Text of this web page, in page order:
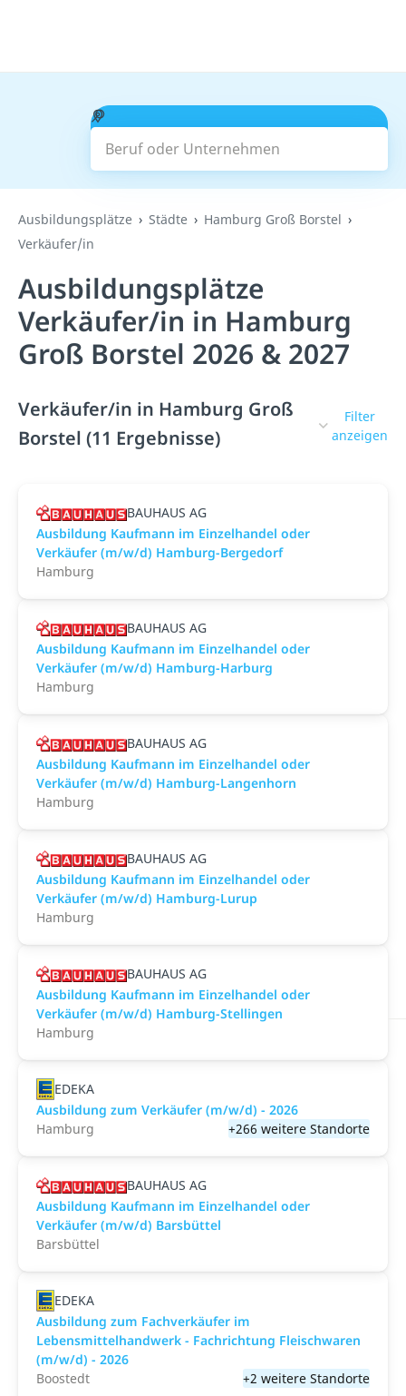
Beruf oder Unternehmen
Suchen
Ausbildungsplätze Städte
Hamburg Groß Borstel
Verkäufer/in
Ausbildungsplätze
Verkäufer/in in Hamburg
Groß Borstel 2026 & 2027
Verkäufer/in in Hamburg Groß
Borstel (11 Ergebnisse)
Filter
anzeigen
BAUHAUS AG
Ausbildung Kaufmann im Einzelhandel oder
Verkäufer (m/w/d) Hamburg-Bergedorf
Hamburg
BAUHAUS AG
Ausbildung Kaufmann im Einzelhandel oder
Verkäufer (m/w/d) Hamburg-Harburg
Hamburg
BAUHAUS AG
Ausbildung Kaufmann im Einzelhandel oder
Verkäufer (m/w/d) Hamburg-Langenhorn
Hamburg
BAUHAUS AG
Ausbildung Kaufmann im Einzelhandel oder
Verkäufer (m/w/d) Hamburg-Lurup
Hamburg
BAUHAUS AG
Ausbildung Kaufmann im Einzelhandel oder
Verkäufer (m/w/d) Hamburg-Stellingen
Hamburg
EDEKA
Ausbildung zum Verkäufer (m/w/d) - 2026
Hamburg
+266 weitere Standorte
BAUHAUS AG
Ausbildung Kaufmann im Einzelhandel oder
Verkäufer (m/w/d) Barsbüttel
Barsbüttel
EDEKA
Ausbildung zum Fachverkäufer im
Lebensmittelhandwerk - Fachrichtung Fleischwaren
(m/w/d) - 2026
Boostedt
+2 weitere Standorte